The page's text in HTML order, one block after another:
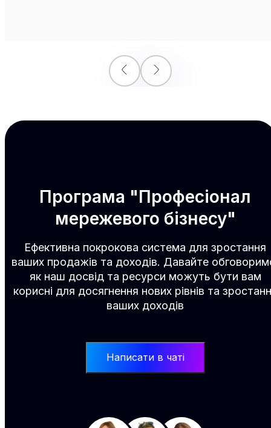
Програма "Професіонал
мережевого бізнесу"
Ефективна покрокова система для зростання
ваших продажів та доходів. Давайте
як наш досвід та ресурси можуть бути вам
корисні для досягнення нових рівнів та
ваших доходів
Написати в чаті